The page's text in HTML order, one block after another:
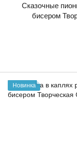
Сказочные
бисером
Новинка